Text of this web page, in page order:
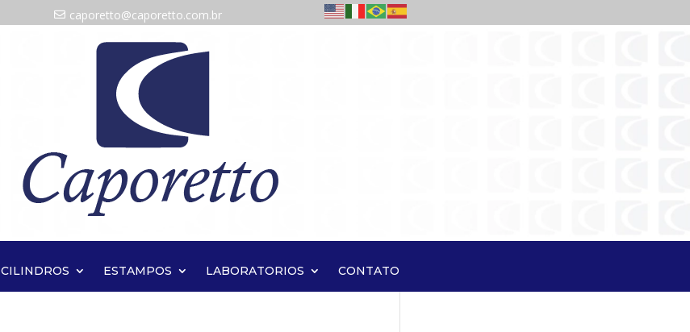
caporetto@caporetto.com.br
CILINDROS ESTAMPOS LABORATORIOS CONTATO